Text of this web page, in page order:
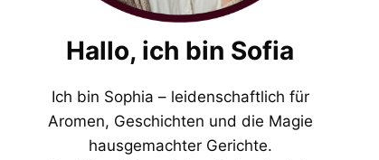
Hallo, ich bin Sofia
Ich bin Sophia – leidenschaftlich für
Aromen, Geschichten und die Magie
hausgemachter Gerichte.